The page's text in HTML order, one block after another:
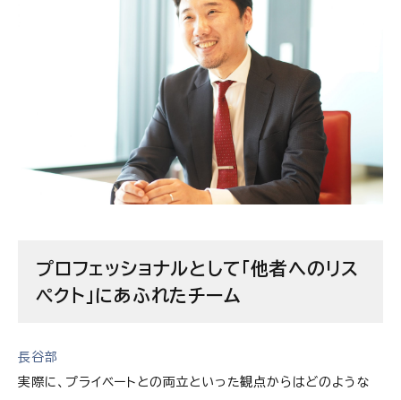
プロフェッショナルとして「他者へのリス
ペクト」にあふれたチーム
長谷部
実際に、プライベートとの両立といった観点からはどのような